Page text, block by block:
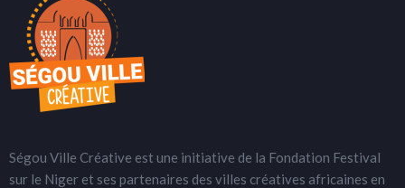
Ségou Ville Créative est une initiative de la Fondation Festival
sur le Niger et ses partenaires des villes créatives africaines en